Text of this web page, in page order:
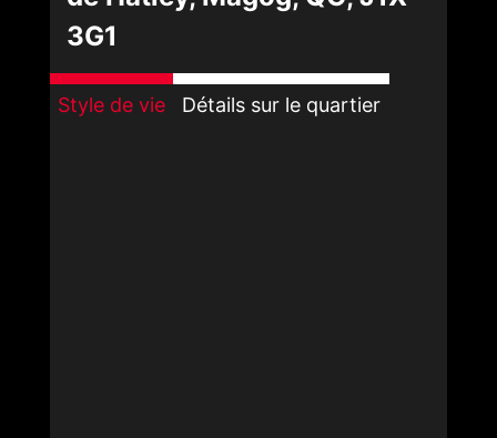
3G1
Style de vie Détails sur le quartier